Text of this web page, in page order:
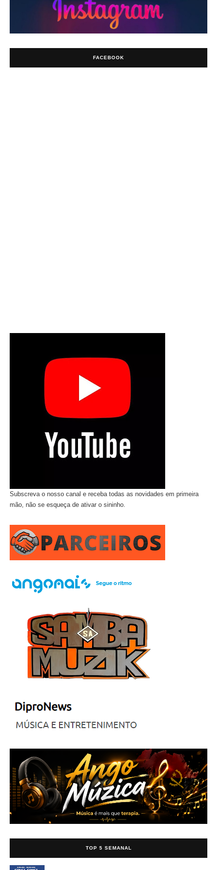
FACEBOOK
Subscreva o nosso canal e receba todas as novidades em primeira
mão, não se esqueça de ativar o sininho.
TOP 5 SEMANAL